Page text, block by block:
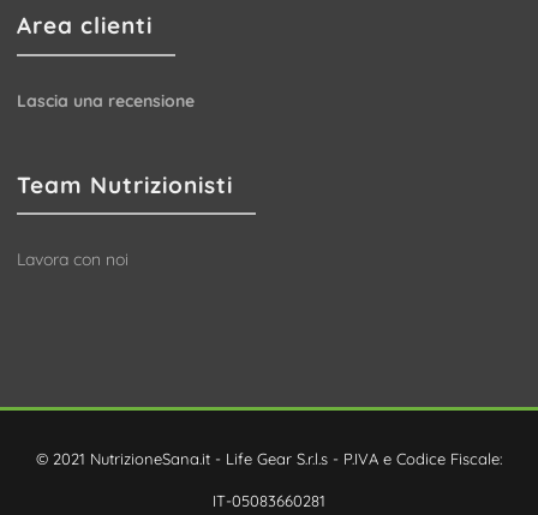
Area clienti
Lascia una recensione
Team Nutrizionisti
Lavora con noi
© 2021 NutrizioneSana.it - Life Gear S.r.l.s - P.IVA e Codice Fiscale:
IT-05083660281